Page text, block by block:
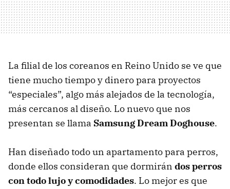
La filial de los coreanos en Reino Unido se ve que
tiene mucho tiempo y dinero para proyectos
“especiales”, algo más alejados de la tecnología,
más cercanos al diseño. Lo nuevo que nos
presentan se llama Samsung Dream Doghouse.
Han diseñado todo un apartamento para perros,
donde ellos consideran que dormirán dos perros
con todo lujo y comodidades. Lo mejor es que